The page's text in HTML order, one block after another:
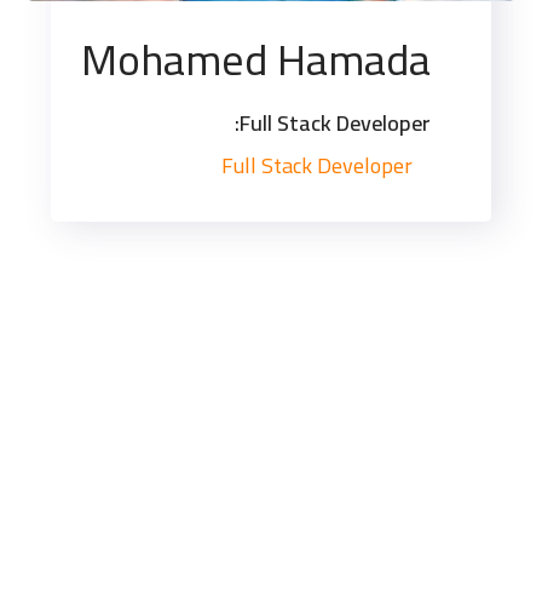
Mohamed Hamada
Full Stack Developer:
Full Stack Developer